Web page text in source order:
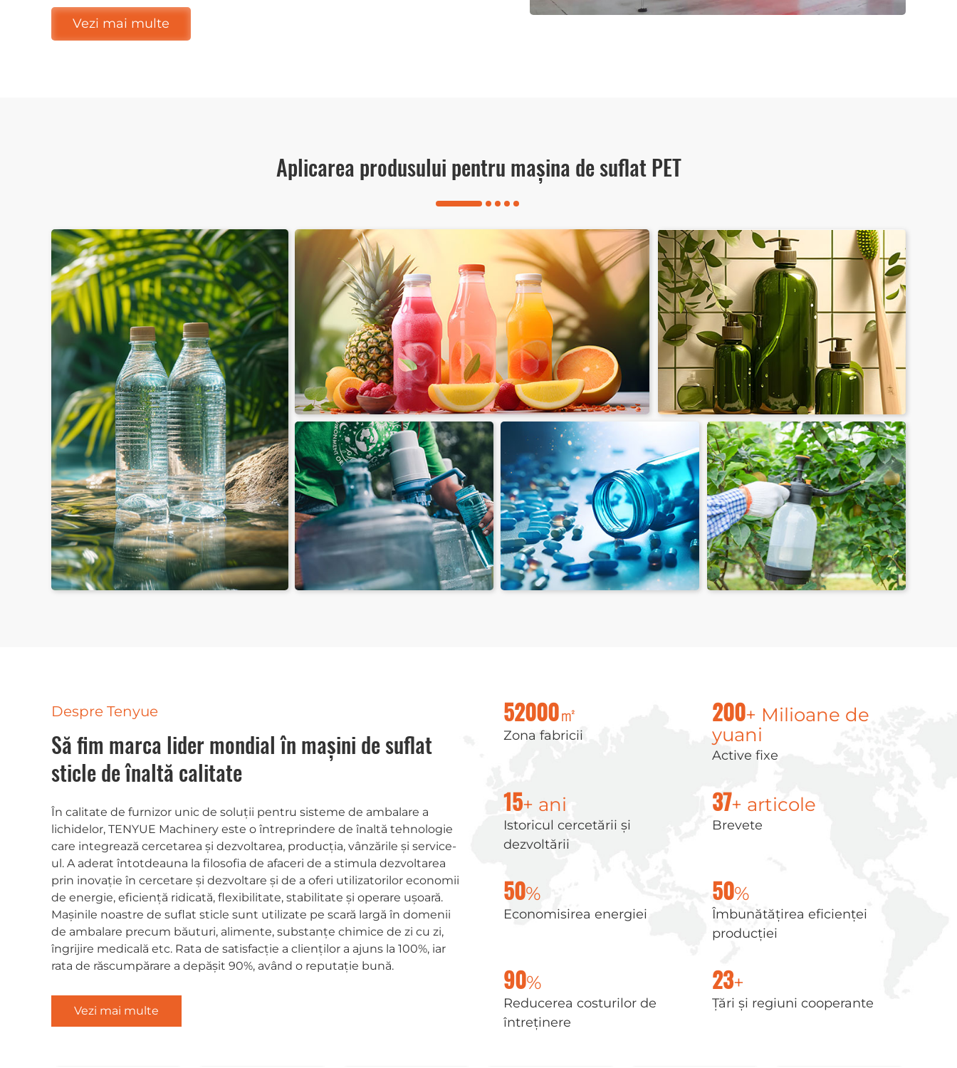
Vezi mai multe
Aplicarea produsului pentru mașina de suflat PET
Sticle PET pentru băuturi
Sticle PET pentru produse chimice
zilnice
Sticle PET de apă în butoi Sticle farmaceutice PET Sticle PET pentru pesticide
Să fim marca lider mondial în mașini de suflat
sticle de înaltă calitate
Despre Tenyue
În calitate de furnizor unic de soluții pentru sisteme de ambalare a
lichidelor, TENYUE Machinery este o întreprindere de înaltă tehnologie
care integrează cercetarea și dezvoltarea, producția, vânzările și service-
ul. A aderat întotdeauna la filosofia de afaceri de a stimula dezvoltarea
prin inovație în cercetare și dezvoltare și de a oferi utilizatorilor economii
de energie, eficiență ridicată, flexibilitate, stabilitate și operare ușoară.
Mașinile noastre de suflat sticle sunt utilizate pe scară largă în domenii
de ambalare precum băuturi, alimente, substanțe chimice de zi cu zi,
îngrijire medicală etc. Rata de satisfacție a clienților a ajuns la 100%, iar
rata de răscumpărare a depășit 90%, având o reputație bună.
Vezi mai multe
52000㎡
Zona fabricii
200+ Milioane de
yuani
Active fixe
15+ ani
Istoricul cercetării și
dezvoltării
37+ articole
Brevete
50%
Economisirea energiei
50%
Îmbunătățirea eficienței
producției
90%
Reducerea costurilor de
întreținere
23+
Țări și regiuni cooperante